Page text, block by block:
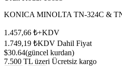
KONICA MINOLTA TN-324C &
1.457,66 ₺+KDV
1.749,19 ₺KDV Dahil Fiyat
$30.64(güncel kurdan)
7.500 TL üzeri Ücretsiz kargo